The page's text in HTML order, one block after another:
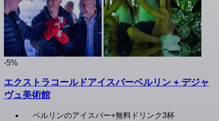
-5%
エクストラコールドアイスバーベルリン + デジャ
ヴュ美術館
ベルリンのアイスバー+無料ドリンク3杯